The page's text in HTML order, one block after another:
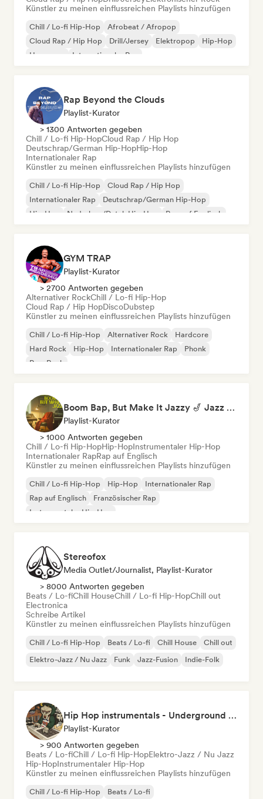
Künstler zu meinen einflussreichen Playlists hinzufügen
Chill / Lo-fi Hip-Hop
Afrobeat / Afropop
Cloud Rap / Hip Hop
Drill/Jersey Elektropop
Hip-Hop
Hyperpop
Internationaler Rap
Rap Beyond the Clouds
Playlist-Kurator
> 1300 Antworten gegeben
Chill / Lo-fi Hip-HopCloud Rap / Hip Hop
Deutschrap/German Hip-HopHip-Hop
Internationaler Rap
Künstler zu meinen einflussreichen Playlists hinzufügen
Chill / Lo-fi Hip-Hop
Cloud Rap / Hip Hop
Internationaler Rap
Deutschrap/German Hip-Hop
Hip-Hop
Nederhop/Dutch Hip-Hop
Rap auf Englisch
GYM TRAP
Playlist-Kurator
> 2700 Antworten gegeben
Alternativer RockChill / Lo-fi Hip-Hop
Cloud Rap / Hip HopDiscoDubstep
Künstler zu meinen einflussreichen Playlists hinzufügen
Chill / Lo-fi Hip-Hop Alternativer Rock
Hardcore
Hard Rock
Hip-Hop Internationaler Rap
Phonk
Pop-Rock
Boom Bap, But Make It Jazzy 🎷 Jazz Rap, Underground & Conscious Hip-Hop
Playlist-Kurator
> 1000 Antworten gegeben
Chill / Lo-fi Hip-HopHip-HopInstrumentaler Hip-Hop
Internationaler RapRap auf Englisch
Künstler zu meinen einflussreichen Playlists hinzufügen
Chill / Lo-fi Hip-Hop Hip-Hop
Internationaler Rap
Rap auf Englisch
Französischer Rap
Instrumentaler Hip-Hop
Stereofox
Media Outlet/Journalist, Playlist-Kurator
> 8000 Antworten gegeben
Beats / Lo-fiChill HouseChill / Lo-fi Hip-HopChill out
Electronica
Schreibe Artikel
Künstler zu meinen einflussreichen Playlists hinzufügen
Chill / Lo-fi Hip-Hop Beats / Lo-fi Chill House
Chill out
Elektro-Jazz / Nu Jazz
Funk Jazz-Fusion Indie-Folk
Hip Hop instrumentals - Underground boombap & Lo Fi Hip Hop (by Snaap)
Playlist-Kurator
> 900 Antworten gegeben
Beats / Lo-fiChill / Lo-fi Hip-HopElektro-Jazz / Nu Jazz
Hip-HopInstrumentaler Hip-Hop
Künstler zu meinen einflussreichen Playlists hinzufügen
Chill / Lo-fi Hip-Hop Beats / Lo-fi